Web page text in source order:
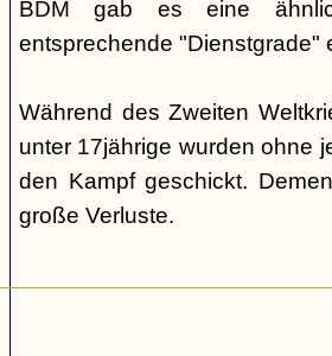
BDM gab es eine
entsprechende "Dienstgrade"
Während des Zweiten
unter 17jährige wurden ohne
den Kampf geschickt.
große Verluste.